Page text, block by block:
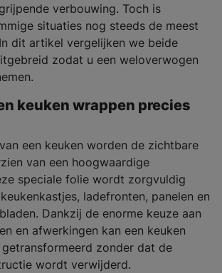
verbouwing. Toch is
situaties nog steeds de meest
dit artikel vergelijken we beide
zodat u een weloverwogen
keuken wrappen precies
een keuken worden de zichtbare
van een hoogwaardige
speciale folie wordt zorgvuldig
ladefronten, panelen en
Dankzij de enorme keuze aan
en afwerkingen kan een keuken
zonder dat de
wordt verwijderd.